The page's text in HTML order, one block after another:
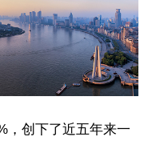
，创下了近五年来一